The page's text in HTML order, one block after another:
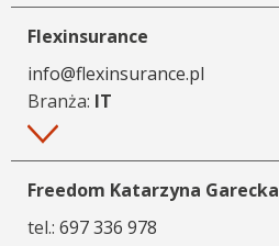
Flexinsurance
info@flexinsurance.pl
Branża: IT
Więcej
Freedom Katarzyna Garecka
tel.: 697 336 978